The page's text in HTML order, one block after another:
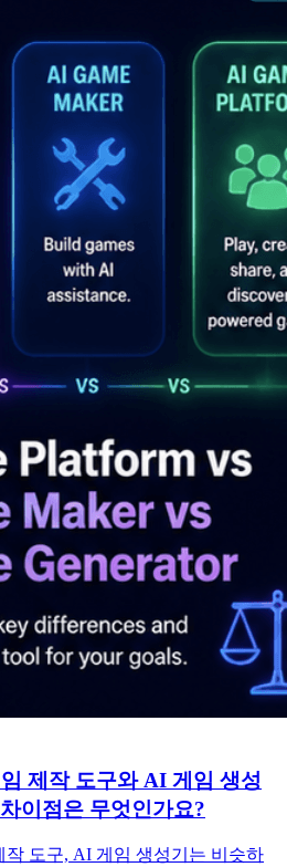
제작 도구와 AI 게임 생성
이점은 무엇인가요?
도구, AI 게임 생성기는 비슷하